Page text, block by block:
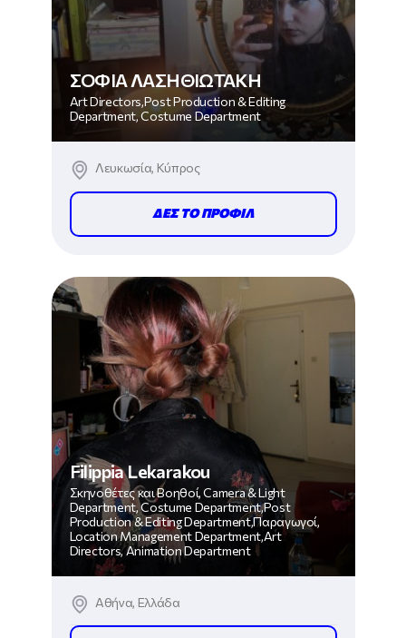
ΣΟΦΙΑ ΛΑΣΗΘΙΩΤΑΚΗ
Art Directors,Post Production & Editing
Department, Costume Department
Λευκωσία, Κύπρος
ΔΕΣ ΤΟ ΠΡΟΦΙΛ
Filippia Lekarakou
Σκηνοθέτες και Βοηθοί, Camera & Light
Department, Costume Department,Post
Production & Editing Department,Παραγωγοί,
Location Management Department,Art
Directors, Animation Department
Αθήνα, Ελλάδα